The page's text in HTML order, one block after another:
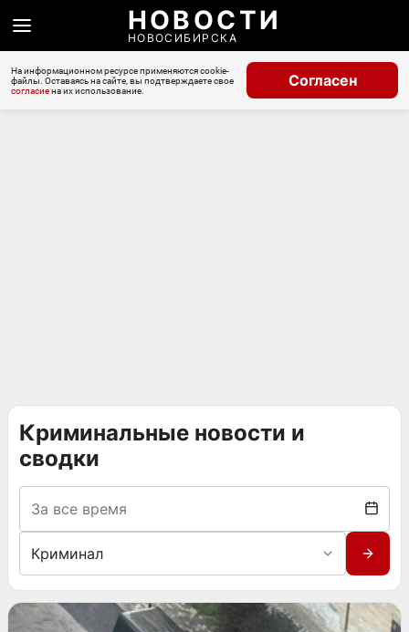
НОВОСТИ
НОВОСИБИРСКА
На информационном ресурсе применяются cookie-
файлы. Оставаясь на сайте, вы подтверждаете свое
согласиена их использование.
Согласен
Криминальные новости и
сводки